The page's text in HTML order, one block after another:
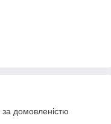
домовленістю